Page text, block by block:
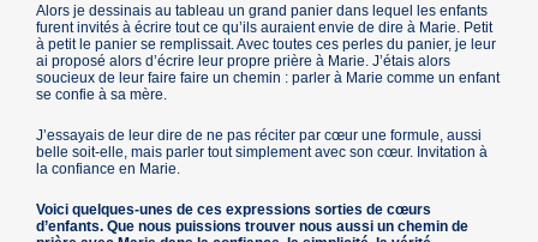
Alors je dessinais au tableau un grand panier dans lequel les enfants
furent invités à écrire tout ce qu’ils auraient envie de dire à Marie. Petit
à petit le panier se remplissait. Avec toutes ces perles du panier, je leur
ai proposé alors d’écrire leur propre prière à Marie. J’étais alors
soucieux de leur faire faire un chemin : parler à Marie comme un enfant
se confie à sa mère.
J’essayais de leur dire de ne pas réciter par cœur une formule, aussi
belle soit-elle, mais parler tout simplement avec son cœur. Invitation à
la confiance en Marie.
Voici quelques-unes de ces expressions sorties de cœurs
d’enfants. Que nous puissions trouver nous aussi un chemin de